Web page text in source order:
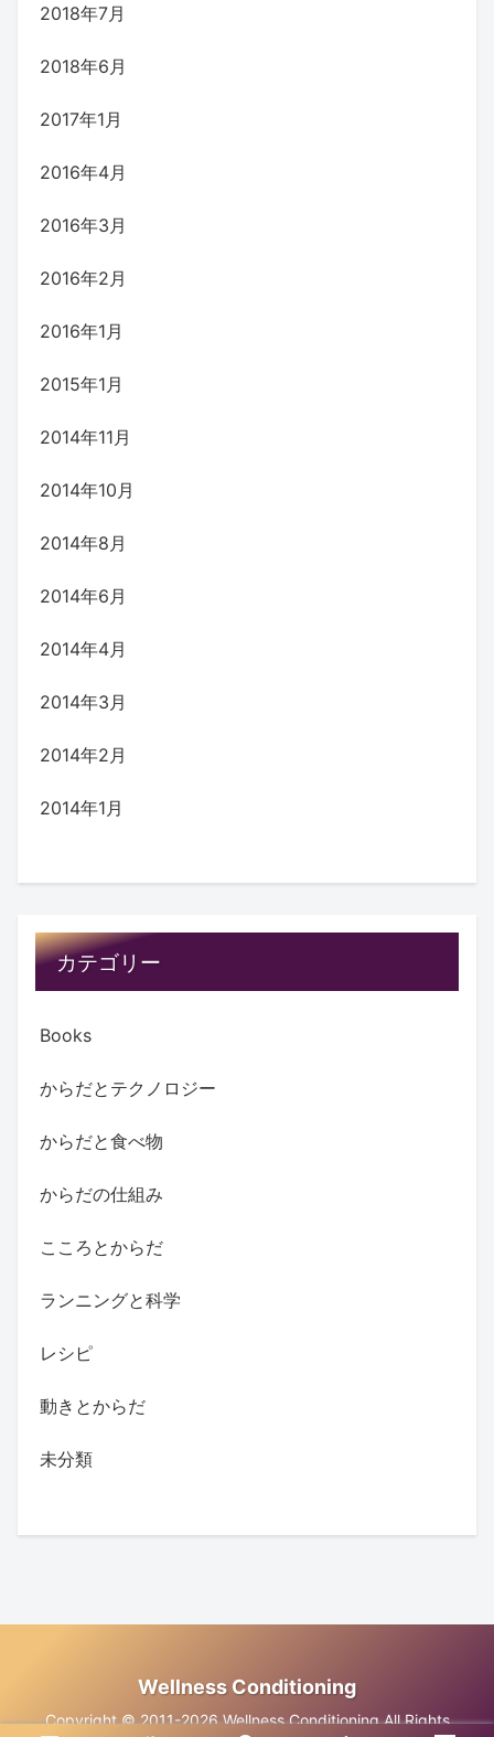
2018年7月
2018年6月
2017年1月
2016年4月
2016年3月
2016年2月
2016年1月
2015年1月
2014年11月
2014年10月
2014年8月
2014年6月
2014年4月
2014年3月
2014年2月
2014年1月
カテゴリー
Books
からだとテクノロジー
からだと食べ物
からだの仕組み
こころとからだ
ランニングと科学
レシピ
動きとからだ
未分類
Wellness Conditioning
Copyright © 2011-2026 Wellness Conditioning All Rights